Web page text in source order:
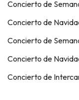
Concierto de
Concierto de
Concierto de
Concierto de
Concierto de